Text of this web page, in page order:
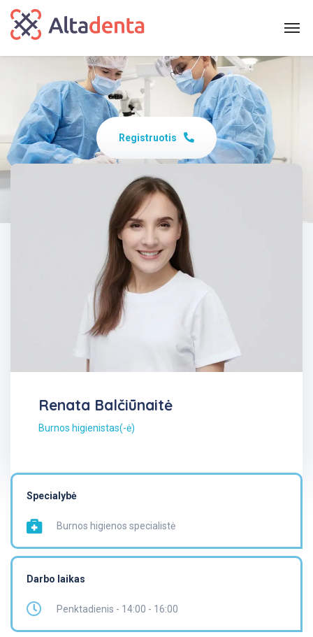
Registruotis
Renata Balčiūnaitė
Burnos higienistas(-ė)
Specialybė
Burnos higienos specialistė
Darbo laikas
Penktadienis - 14:00 - 16:00